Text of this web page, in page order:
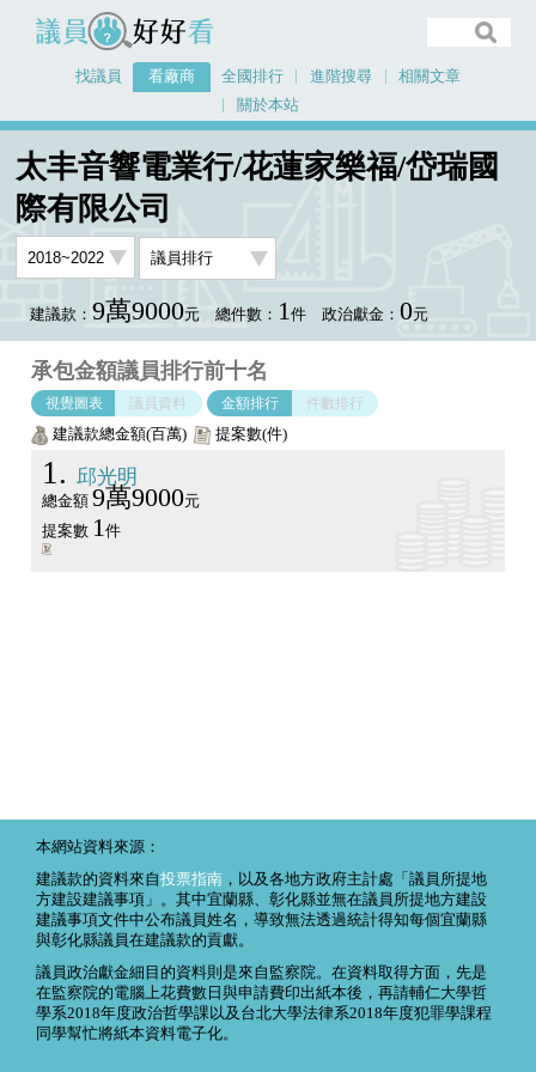
議員好好看
找議員 看廠商 全國排行 進階搜尋
相關文章
關於本站
太丰音響電業行/花蓮家樂福/岱瑞國際有限公司
太丰音響電業行/花蓮家樂福/岱瑞國
際有限公司
建議款： 9萬9000元 總件數： 1件 政治獻金： 0元
承包金額議員排行前十名
視覺圖表 議員資料 金額排行 件數排行
建議款總金額(百萬) 提案數(件)
1 邱光明
總金額 9萬9000元
提案數 1 件
本網站資料來源：
建議款的資料來自投票指南 ，以及各地方政府主計處「議員所提地
方建設建議事項」。其中宜蘭縣、彰化縣並無在議員所提地方建設
建議事項文件中公布議員姓名，導致無法透過統計得知每個宜蘭縣
與彰化縣議員在建議款的貢獻。
議員政治獻金細目的資料則是來自監察院。在資料取得方面，先是
在監察院的電腦上花費數日與申請費印出紙本後，再請輔仁大學哲
學系2018年度政治哲學課以及台北大學法律系2018年度犯罪學課程
同學幫忙將紙本資料電子化。